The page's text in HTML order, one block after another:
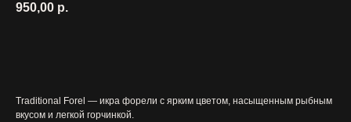
950,00 р.
Traditional Forel — икра форели с ярким цветом, насыщенным рыбным
вкусом и легкой горчинкой.